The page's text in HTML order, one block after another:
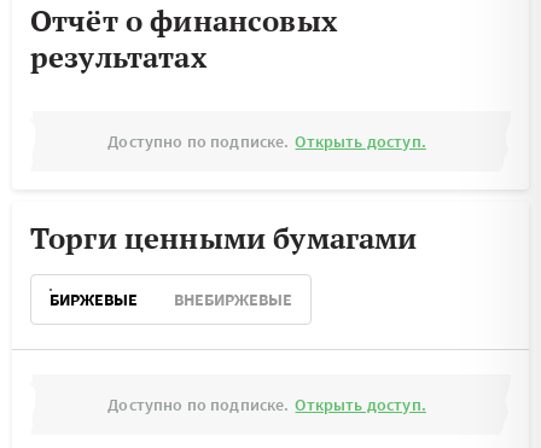
Отчёт о финансовых
результатах
Доступно по подписке. Открыть доступ.
Торги ценными бумагами
БИРЖЕВЫЕ ВНЕБИРЖЕВЫЕ
Доступно по подписке. Открыть доступ.